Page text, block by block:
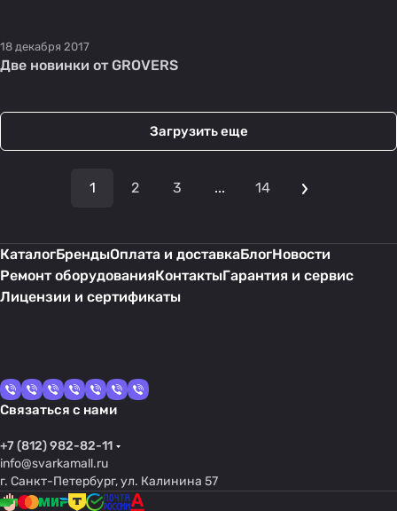
18 декабря 2017
Две новинки от GROVERS
Загрузить еще
1 2 3 ... 14
КаталогБрендыОплата и доставкаБлогНовости
Ремонт оборудованияКонтактыГарантия и сервис
Лицензии и сертификаты
Связаться с нами
+7 (812) 982-82-11
info@svarkamall.ru
г. Санкт-Петербург, ул. Калинина 57